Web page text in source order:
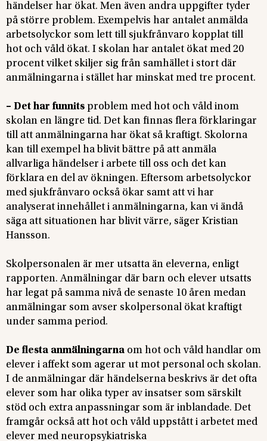
händelser har ökat. Men även andra uppgifter tyder
på större problem. Exempelvis har antalet anmälda
arbetsolyckor som lett till sjukfrånvaro kopplat till
hot och våld ökat. I skolan har antalet ökat med 20
procent vilket skiljer sig från samhället i stort där
anmälningarna i stället har minskat med tre procent.
– Det har funnits problem med hot och våld inom
skolan en längre tid. Det kan finnas flera förklaringar
till att anmälningarna har ökat så kraftigt. Skolorna
kan till exempel ha blivit bättre på att anmäla
allvarliga händelser i arbete till oss och det kan
förklara en del av ökningen. Eftersom arbetsolyckor
med sjukfrånvaro också ökar samt att vi har
analyserat innehållet i anmälningarna, kan vi ändå
säga att situationen har blivit värre, säger Kristian
Hansson.
Skolpersonalen är mer utsatta än eleverna, enligt
rapporten. Anmälningar där barn och elever utsatts
har legat på samma nivå de senaste 10 åren medan
anmälningar som avser skolpersonal ökat kraftigt
under samma period.
De flesta anmälningarna om hot och våld handlar om
elever i affekt som agerar ut mot personal och skolan.
I de anmälningar där händelserna beskrivs är det ofta
elever som har olika typer av insatser som särskilt
stöd och extra anpassningar som är inblandade. Det
framgår också att hot och våld uppstått i arbetet med
elever med neuropsykiatriska